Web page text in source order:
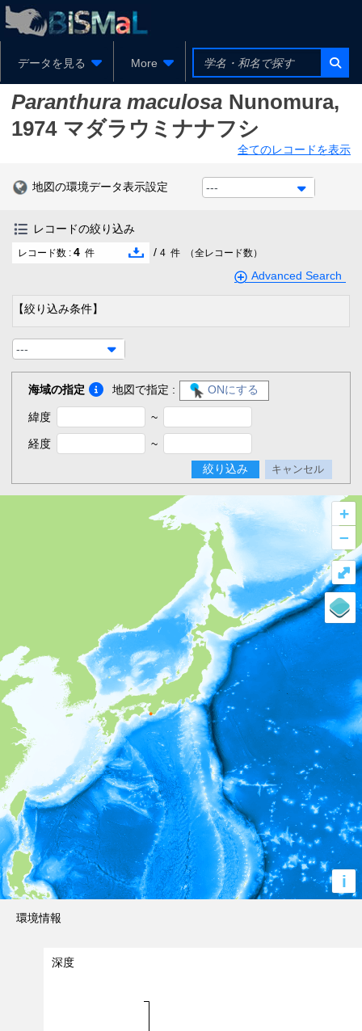
データを見る More
Paranthura maculosa Nunomura,
1974 マダラウミナナフシ
全てのレコードを表示
地図の環境データ表示設定 ---
レコードの絞り込み
レコード数 : 4 件 / 4 件 （全レコード数）
Advanced Search
【絞り込み条件】
---
海域の指定 地図で指定 : ONにする
緯度 ~
経度
~
絞り込み
キャンセル
+
–
i
⤢
環境情報
深度